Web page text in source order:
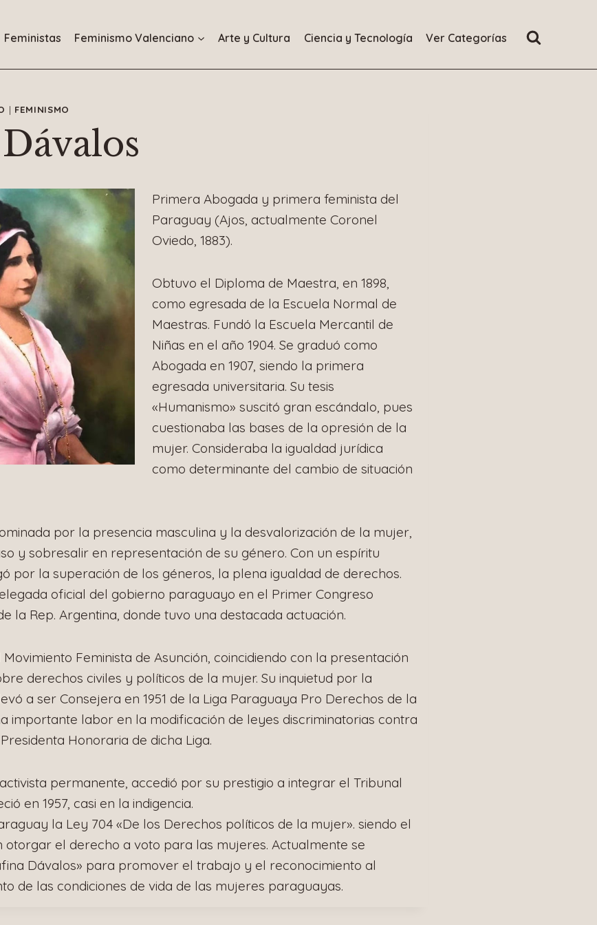
Feministas Feminismo Valenciano Arte y Cultura Ciencia y Tecnología Ver Categorías
| FEMINISMO
Primera Abogada y primera feminista del
Paraguay (Ajos, actualmente Coronel
Oviedo, 1883).
Obtuvo el Diploma de Maestra, en 1898,
como egresada de la Escuela Normal de
Maestras. Fundó la Escuela Mercantil de
Niñas en el año 1904. Se graduó como
Abogada en 1907, siendo la primera
egresada universitaria. Su tesis
«Humanismo» suscitó gran escándalo, pues
cuestionaba las bases de la opresión de la
mujer. Consideraba la igualdad jurídica
como determinante del cambio de situación
por la presencia masculina y la desvalorización de la mujer,
y sobresalir en representación de su género. Con un espíritu
por la superación de los géneros, la plena igualdad de derechos.
oficial del gobierno paraguayo en el Primer Congreso
la Rep. Argentina, donde tuvo una destacada actuación.
Feminista de Asunción, coincidiendo con la presentación
derechos civiles y políticos de la mujer. Su inquietud por la
a ser Consejera en 1951 de la Liga Paraguaya Pro Derechos de la
importante labor en la modificación de leyes discriminatorias contra
Honoraria de dicha Liga.
permanente, accedió por su prestigio a integrar el Tribunal
en 1957, casi en la indigencia.
la Ley 704 «De los Derechos políticos de la mujer». siendo el
otorgar el derecho a voto para las mujeres. Actualmente se
Dávalos» para promover el trabajo y el reconocimiento al
de las condiciones de vida de las mujeres paraguayas.